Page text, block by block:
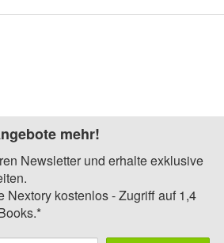
mehr!
Newsletter und erhalte exklusive
Nextory kostenlos - Zugriff auf 1,4